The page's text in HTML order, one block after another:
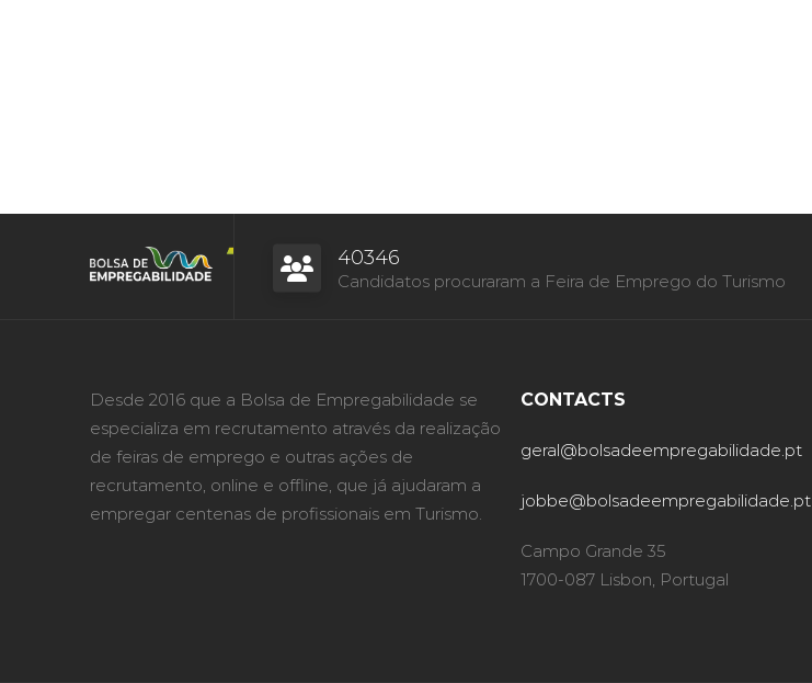
40346
Candidatos procuraram a Feira de Emprego do Turismo
Desde 2016 que a Bolsa de Empregabilidade se
especializa em recrutamento através da realização
de feiras de emprego e outras ações de
recrutamento, online e offline, que já ajudaram a
empregar centenas de profissionais em Turismo.
CONTACTS
geral@bolsadeempregabilidade.pt
jobbe@bolsadeempregabilidade.pt
Campo Grande 35
1700-087 Lisbon, Portugal